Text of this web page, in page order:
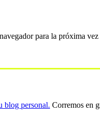
para la próxima vez
blog personal. Corremos en